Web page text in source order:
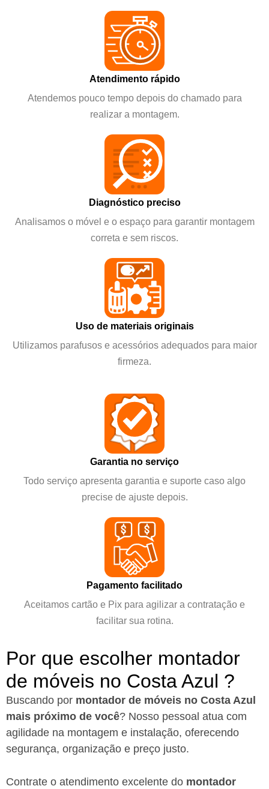
Atendimento rápido
Atendemos pouco tempo depois do chamado para
realizar a montagem.
Diagnóstico preciso
Analisamos o móvel e o espaço para garantir montagem
correta e sem riscos.
Uso de materiais originais
Utilizamos parafusos e acessórios adequados para maior
firmeza.
Garantia no serviço
Todo serviço apresenta garantia e suporte caso algo
precise de ajuste depois.
Pagamento facilitado
Aceitamos cartão e Pix para agilizar a contratação e
facilitar sua rotina.
Por que escolher montador
de móveis no Costa Azul ?​
Buscando por montador de móveis no Costa Azul
mais próximo de você? Nosso pessoal atua com
agilidade na montagem e instalação, oferecendo
segurança, organização e preço justo.
Contrate o atendimento excelente do montador